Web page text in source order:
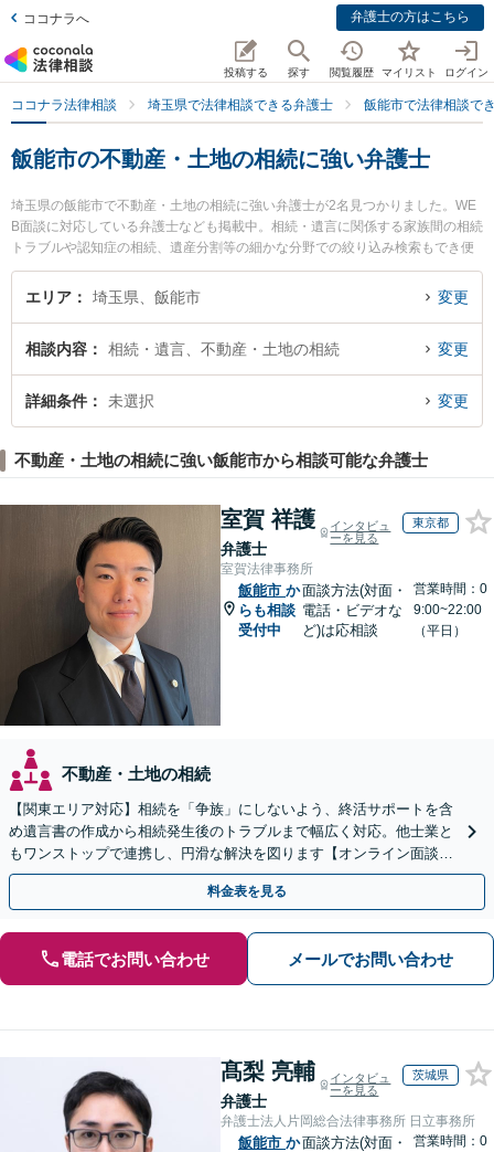
ココナラへ 弁護士の方はこちら
投稿する 探す 閲覧履歴 マイリスト ログイン
ココナラ法律相談 埼玉県で法律相談できる弁護士 飯能市で法律相談で
飯能市の不動産・土地の相続に強い弁護士
埼玉県の飯能市で不動産・土地の相続に強い弁護士が2名見つかりました。WE
B面談に対応している弁護士なども掲載中。相続・遺言に関係する家族間の相続
トラブルや認知症の相続、遺産分割等の細かな分野での絞り込み検索もでき便
利です。特にこだまや法律事務所 飯能事務所の本間 由也弁護士やこだまや法律
事務所 飯能事務所の黒見 恵弁護士のプロフィール情報や弁護士費用、強みなど
決の実績豊富な近くの弁護士を検索したい』『初回相談無料で不動産・土地の
相続を法律相談できる飯能市内の弁護士に相談予約したい』などでお困りの相
談者さんにおすすめです。
エリア 埼玉県、飯能市 変更
相談内容 相続・遺言、不動産・土地の相続 変更
詳細条件 未選択 変更
不動産・土地の相続に強い飯能市から相談可能な弁護士
室賀 祥護
弁護士
インタビュ
ーを見る
東京都
室賀法律事務所
飯能市 か
らも相談
受付中
面談方法(対面・
電話・ビデオな
ど)は応相談
営業時間：0
9:00~22:00
（平日）
不動産・土地の相続
【関東エリア対応】相続を「争族」にしないよう、終活サポートを含
め遺言書の作成から相続発生後のトラブルまで幅広く対応。他士業と
もワンストップで連携し、円滑な解決を図ります【オンライン面談対
応】【出張相談OK】
料金表を見る
電話でお問い合わせ メールでお問い合わせ
髙梨 亮輔
弁護士
インタビュ
ーを見る
茨城県
弁護士法人片岡総合法律事務所 日立事務所
飯能市 か面談方法(対面・
営業時間：0